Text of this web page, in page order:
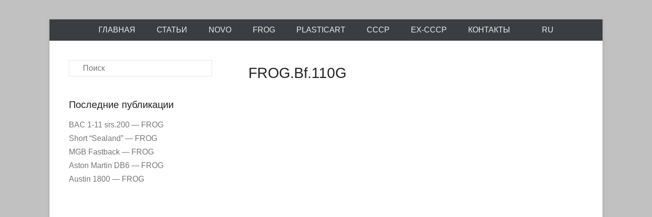
к
Ретро-Модели.Ру
ГЛАВНАЯ СТАТЬИ NOVO FROG PLASTICART СССР EX-СССР КОНТАКТЫ RU
FROG.Bf.110G
Поиск
Последние публикации
BAC 1-11 srs.200 — FROG
Short “Sealand” — FROG
MGB Fastback — FROG
Aston Martin DB6 — FROG
Austin 1800 — FROG